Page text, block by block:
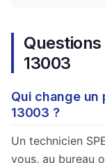
13003
Qui change un
13003 ?
Un technicien
vous, au bureau